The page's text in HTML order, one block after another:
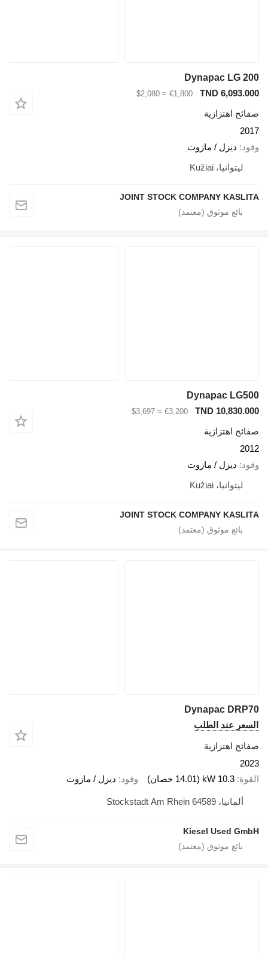
Dynapac LG 200
TND 6,093.000
€1,800
≈ $2,080
صفائح اهتزازية
2017
وقود ديزل / مازوت
ليتوانيا، Kužiai
JOINT STOCK COMPANY KASLITA
Dynapac LG500
TND 10,830.000
€3,200
≈ $3,697
صفائح اهتزازية
2012
وقود ديزل / مازوت
ليتوانيا، Kužiai
JOINT STOCK COMPANY KASLITA
Dynapac DRP70
السعر عند الطلب
صفائح اهتزازية
2023
القوة 10.3 kW (14.01 حصان) وقود ديزل / مازوت
ألمانيا، 64589 Stockstadt Am Rhein
Kiesel Used GmbH